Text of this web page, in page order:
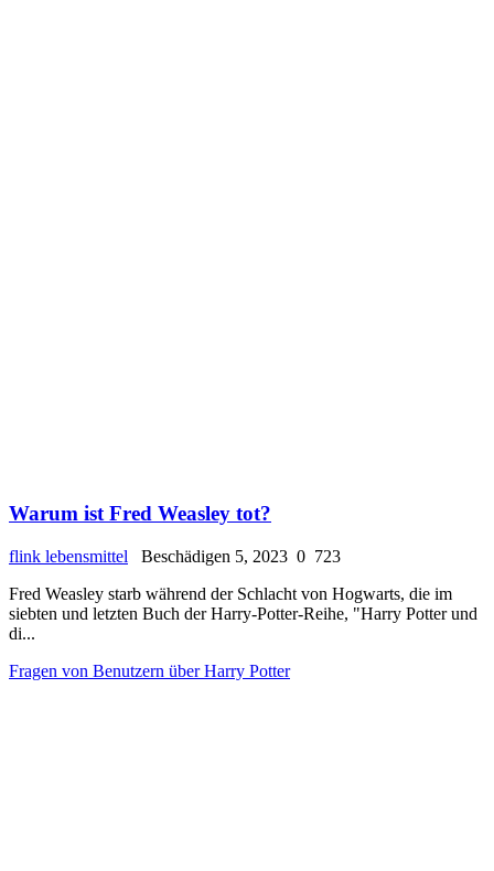
Warum ist Fred Weasley tot?
flink lebensmittel Beschädigen 5, 2023 0 723
Fred Weasley starb während der Schlacht von Hogwarts, die im
siebten und letzten Buch der Harry-Potter-Reihe, "Harry Potter und
di...
Fragen von Benutzern über Harry Potter